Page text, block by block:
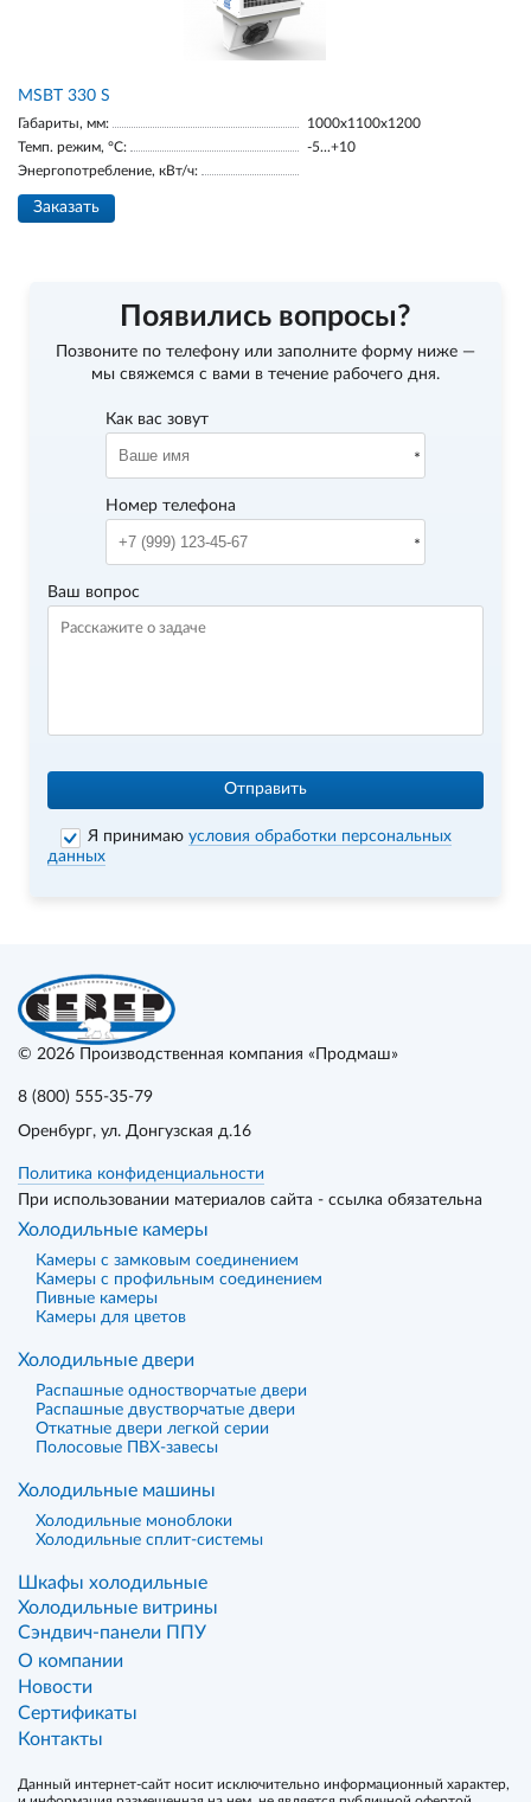
MSBT 330 S
Габариты, мм:
1000х1100х1200
Темп. режим, °С:
-5...+10
Энергопотребление, кВт/ч:
Заказать
Появились вопросы?
Позвоните по телефону или заполните форму ниже —
мы свяжемся с вами в течение рабочего дня.
Как вас зовут
Номер телефона
Ваш вопрос
Отправить
Я принимаюусловия обработки персональных
данных
© 2026 Производственная компания «Продмаш»
8 (800) 555-35-79
Оренбург, ул. Донгузская д.16
Политика конфиденциальности
При использовании материалов сайта - ссылка обязательна
Холодильные камеры
Камеры с замковым соединением
Камеры с профильным соединением
Пивные камеры
Камеры для цветов
Холодильные двери
Распашные одностворчатые двери
Распашные двустворчатые двери
Откатные двери легкой серии
Полосовые ПВХ-завесы
Холодильные машины
Холодильные моноблоки
Холодильные сплит-системы
Шкафы холодильные
Холодильные витрины
Сэндвич-панели ППУ
О компании
Новости
Сертификаты
Контакты
Данный интернет-сайт носит исключительно информационный характер,